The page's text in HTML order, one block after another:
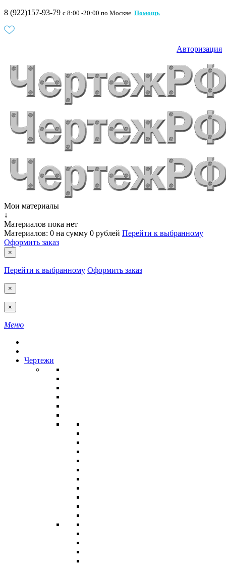
8 (922)157-93-79 c 8:00 -20:00 по Москве. Помощь
Авторизация
Мои материалы
↓
Материалов пока нет
Материалов: 0 на сумму 0 рублей Перейти к выбранному
Оформить заказ
×
Перейти к выбранному Оформить заказ
×
×
Меню
Чертежи